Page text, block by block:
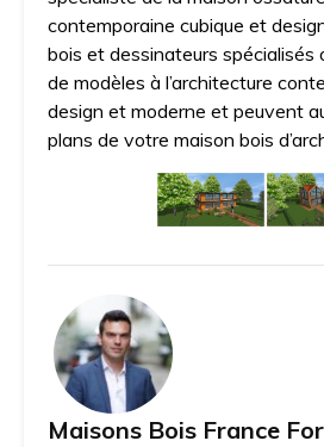
contemporaine cubique et
bois et dessinateurs spécialisés
de modèles à l’architecture
design et moderne et peuvent
plans de votre maison bois
Maisons Bois France